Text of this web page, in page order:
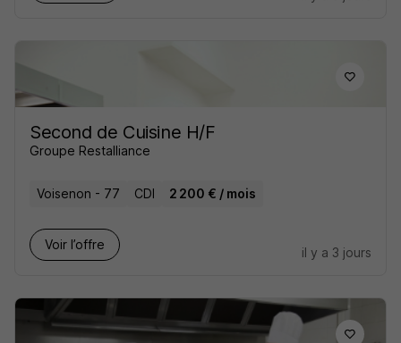
Second de Cuisine H/F
Groupe Restalliance
Voisenon - 77 CDI 2 200 € / mois
Voir l’offre
il y a 3 jours